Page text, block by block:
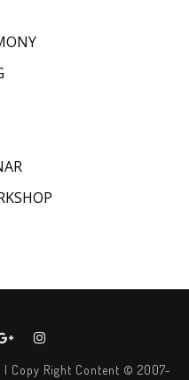
| Copy Right Content © 2007-